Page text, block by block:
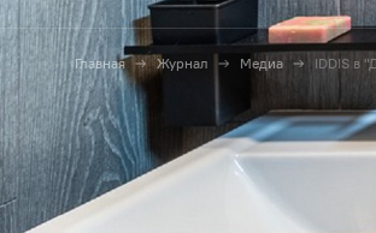
Главная Журнал Медиа IDDIS в